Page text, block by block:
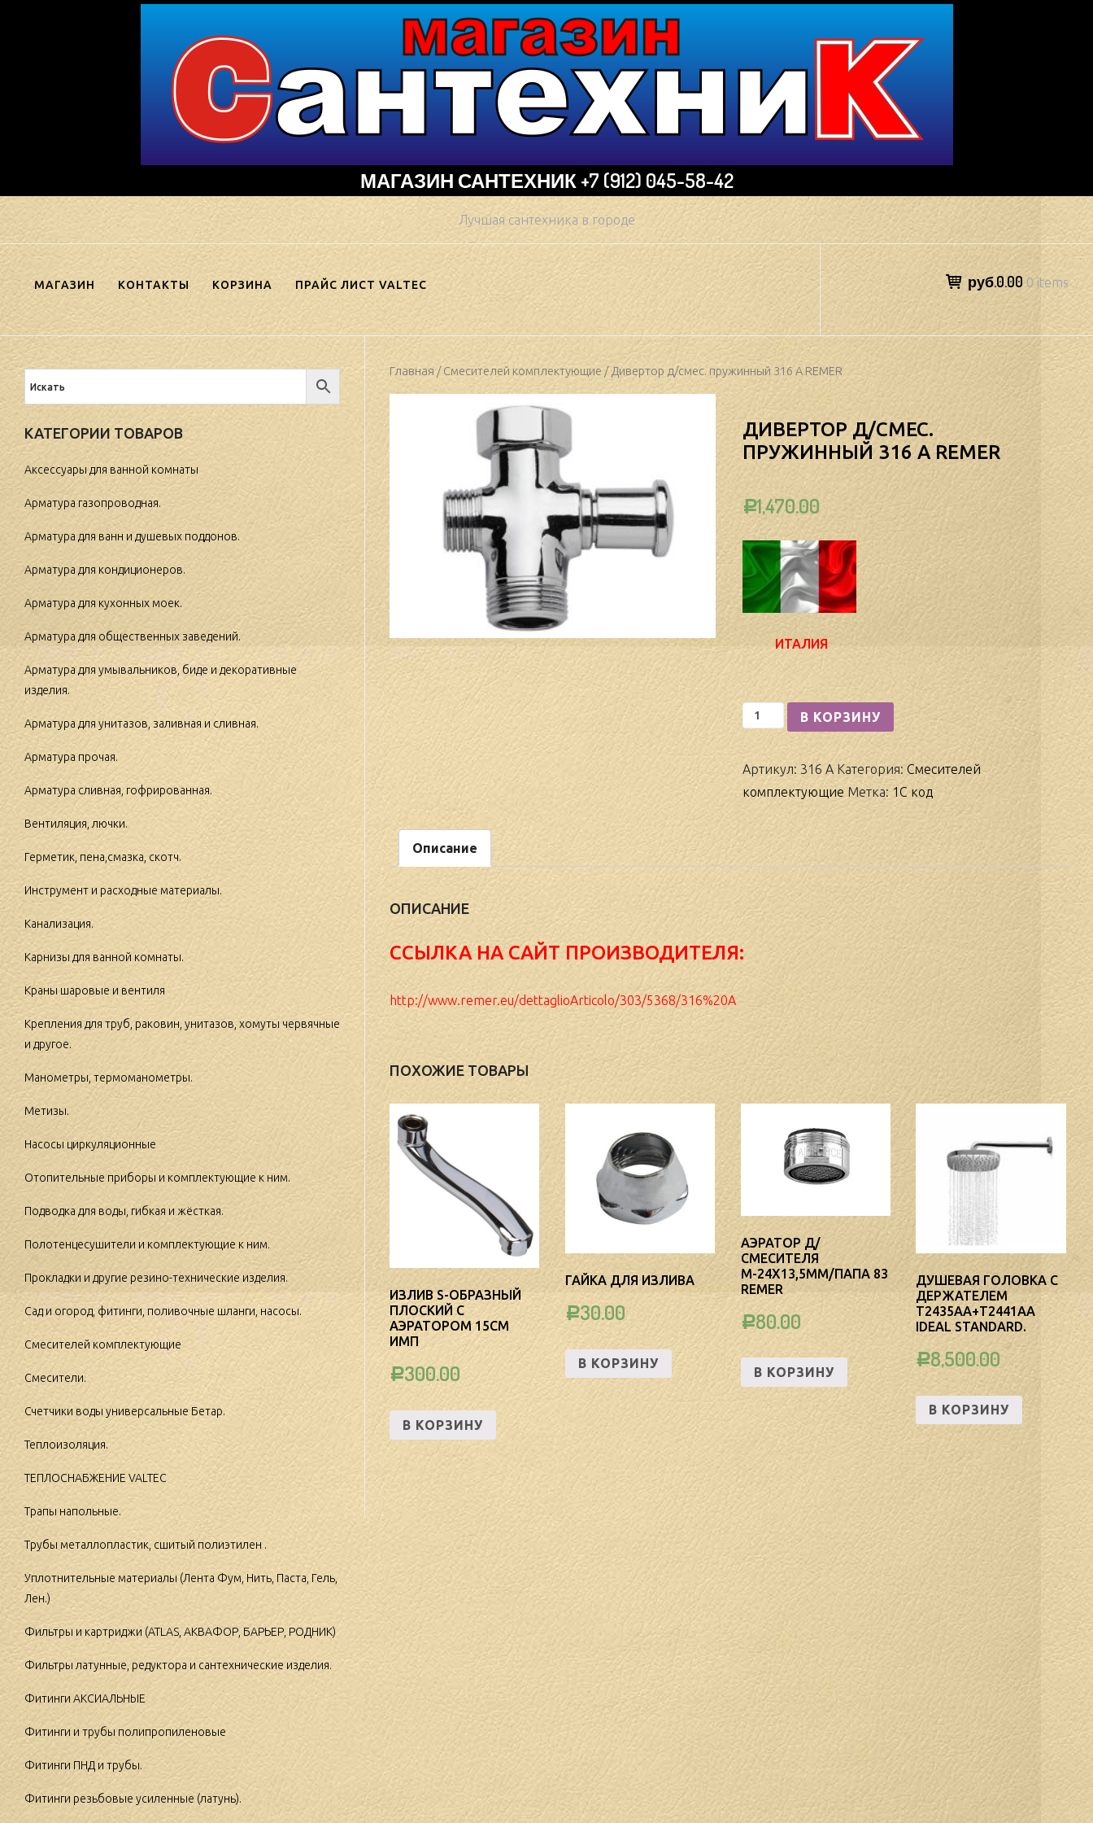
МАГАЗИН САНТЕХНИК +7 (912) 045-58-42
Лучшая сантехника в городе
МАГАЗИН КОНТАКТЫ КОРЗИНА ПРАЙС ЛИСТ VALTEC руб.0.00 0 items
Главная /Смесителей комплектующие / Дивертор д/смес. пружинный 316 А REMER
ДИВЕРТОР Д/СМЕС.
ПРУЖИННЫЙ 316 А REMER
Р1,470.00
ИТАЛИЯ
Количество
Дивертор
смес.
пружинный
316
А
REMER
В КОРЗИНУ
Артикул: 316 А Категория:Смесителей
комплектующие Метка:1С код
Описание
ОПИСАНИЕ
ССЫЛКА НА САЙТ ПРОИЗВОДИТЕЛЯ:
http://www.remer.eu/dettaglioArticolo/303/5368/316%20A
ПОХОЖИЕ ТОВАРЫ
ИЗЛИВ S-ОБРАЗНЫЙ
ПЛОСКИЙ С
АЭРАТОРОМ 15СМ
ИМП
Р300.00
В КОРЗИНУ
ГАЙКА ДЛЯ ИЗЛИВА
Р30.00
В КОРЗИНУ
АЭРАТОР Д/
СМЕСИТЕЛЯ
М-24Х13,5ММ/ПАПА 83
REMER
Р80.00
В КОРЗИНУ
ДУШЕВАЯ ГОЛОВКА С
ДЕРЖАТЕЛЕМ
T2435AA+T2441AA
IDEAL STANDARD.
Р8,500.00
В КОРЗИНУ
КАТЕГОРИИ ТОВАРОВ
Аксессуары для ванной комнаты
Арматура газопроводная.
Арматура для ванн и душевых поддонов.
Арматура для кондиционеров.
Арматура для кухонных моек.
Арматура для общественных заведений.
Арматура для умывальников, биде и декоративные
изделия.
Арматура для унитазов, заливная и сливная.
Арматура прочая.
Арматура сливная, гофрированная.
Вентиляция, лючки.
Герметик, пена,смазка, скотч.
Инструмент и расходные материалы.
Канализация.
Карнизы для ванной комнаты.
Краны шаровые и вентиля
Крепления для труб, раковин, унитазов, хомуты червячные
и другое.
Манометры, термоманометры.
Метизы.
Насосы циркуляционные
Отопительные приборы и комплектующие к ним.
Подводка для воды, гибкая и жёсткая.
Полотенцесушители и комплектующие к ним.
Прокладки и другие резино-технические изделия.
Сад и огород, фитинги, поливочные шланги, насосы.
Смесителей комплектующие
Смесители.
Счетчики воды универсальные Бетар.
Теплоизоляция.
ТЕПЛОСНАБЖЕНИЕ VALTEC
Трапы напольные.
Трубы металлопластик, сшитый полиэтилен .
Уплотнительные материалы (Лента Фум, Нить, Паста, Гель,
Лен.)
Фильтры и картриджи (ATLAS, АКВАФОР, БАРЬЕР, РОДНИК)
Фильтры латунные, редуктора и сантехнические изделия.
Фитинги АКСИАЛЬНЫЕ
Фитинги и трубы полипропиленовые
Фитинги ПНД и трубы.
Фитинги резьбовые усиленные (латунь).